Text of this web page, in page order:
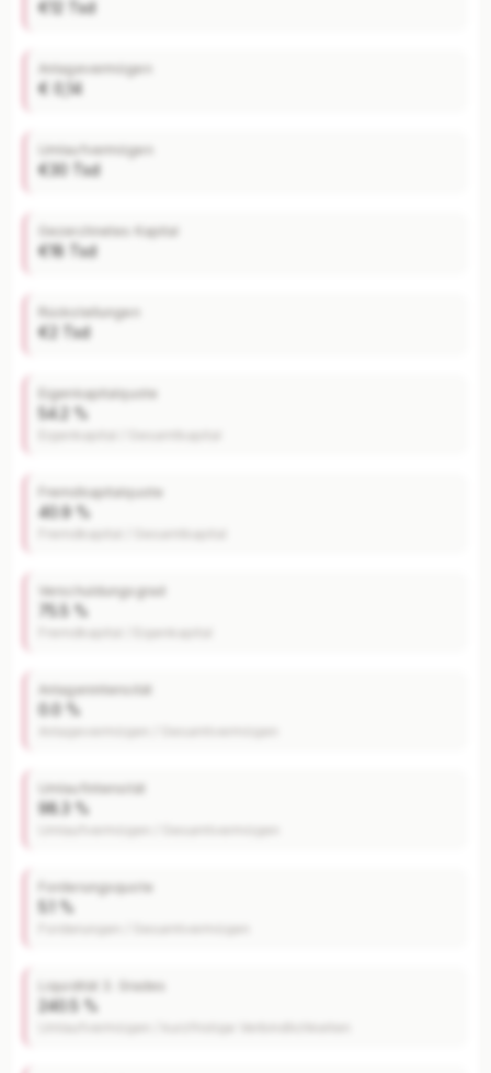
€12 Tsd
Anlagevermögen
€ 0,14
Umlaufvermögen
€30 Tsd
Gezeichnetes Kapital
€18 Tsd
Rückstellungen
€2 Tsd
Eigenkapitalquote
54.2 %
Fremdkapitalquote
40.9 %
Verschuldungsgrad
75.5 %
Anlagenintensität
0.0 %
Umlaufintensität
98.3 %
Forderungsquote
5.1 %
Liquidität 3. Grades
240.5 %